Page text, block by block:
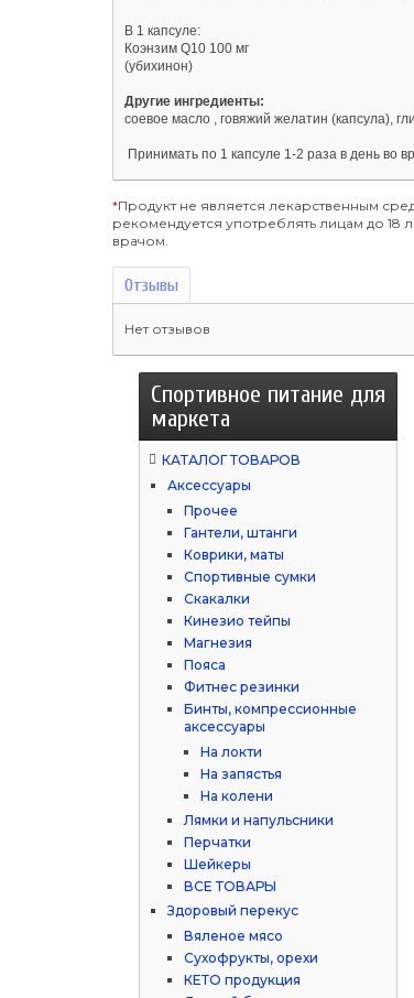
В 1 капсуле:
Коэнзим Q10 100 мг
(убихинон)
Другие ингредиенты:
соевое масло , говяжий желатин (капсула),
Принимать по 1 капсуле 1-2 раза в день во
*Продукт не является лекарственным
рекомендуется употреблять лицам до
врачом.
Отзывы
Нет отзывов
Спортивное питание для
маркета
КАТАЛОГ ТОВАРОВ
Аксессуары
Прочее
Гантели, штанги
Коврики, маты
Спортивные сумки
Скакалки
Кинезио тейпы
Магнезия
Пояса
Фитнес резинки
Бинты, компрессионные
аксессуары
На локти
На запястья
На колени
Лямки и напульсники
Перчатки
Шейкеры
ВСЕ ТОВАРЫ
Здоровый перекус
Вяленое мясо
Сухофрукты, орехи
КЕТО продукция